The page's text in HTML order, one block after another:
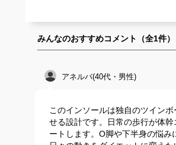
みんなのおすすめコメント（全1件）
アネルバ(40代・男性)
このインソールは独自のツイン
せる設計です。日常の歩行が体
ートします。O脚や下半身の悩み